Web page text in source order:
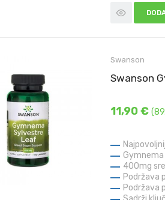
Swanson
Swanson
11,90 €
400mg
Podržava
Podržava